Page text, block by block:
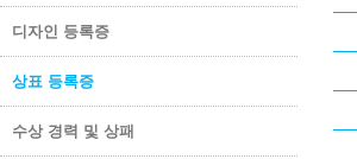
디자인 등록증
상표 등록증
수상 경력 및 상패